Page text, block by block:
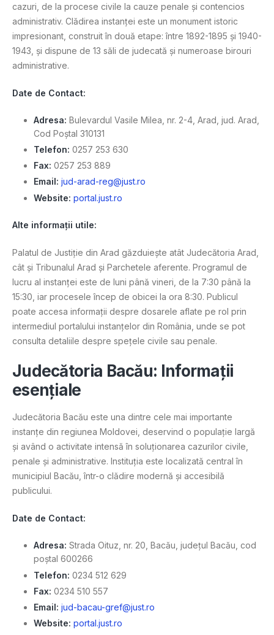
cazuri, de la procese civile la cauze penale și contencios
administrativ. Clădirea instanței este un monument istoric
impresionant, construit în două etape: între 1892-1895 și 1940-
1943, și dispune de 13 săli de judecată și numeroase birouri
administrative.
Date de Contact:
Adresa: Bulevardul Vasile Milea, nr. 2-4, Arad, jud. Arad,
Cod Poștal 310131
Telefon: 0257 253 630
Fax: 0257 253 889
Email: jud-arad-reg@just.ro
Website: portal.just.ro
Alte informații utile:
Palatul de Justiție din Arad găzduiește atât Judecătoria Arad,
cât și Tribunalul Arad și Parchetele aferente. Programul de
lucru al instanței este de luni până vineri, de la 7:30 până la
15:30, iar procesele încep de obicei la ora 8:30. Publicul
poate accesa informații despre dosarele aflate pe rol prin
intermediul portalului instanțelor din România, unde se pot
consulta detaliile despre spețele civile sau penale.
Judecătoria Bacău: Informații
esențiale
Judecătoria Bacău este una dintre cele mai importante
instanțe din regiunea Moldovei, deservind o populație largă
și având o activitate intensă în soluționarea cazurilor civile,
penale și administrative. Instituția este localizată central în
municipiul Bacău, într-o clădire modernă și accesibilă
publicului.
Date de Contact:
Adresa: Strada Oituz, nr. 20, Bacău, județul Bacău, cod
poștal 600266
Telefon: 0234 512 629
Fax: 0234 510 557
Email: jud-bacau-gref@just.ro
Website: portal.just.ro